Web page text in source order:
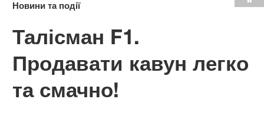
Новини та події
Талісман F1.
Продавати кавун легко
та смачно!